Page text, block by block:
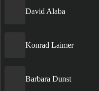
David Alaba
Konrad Laimer
Barbara Dunst